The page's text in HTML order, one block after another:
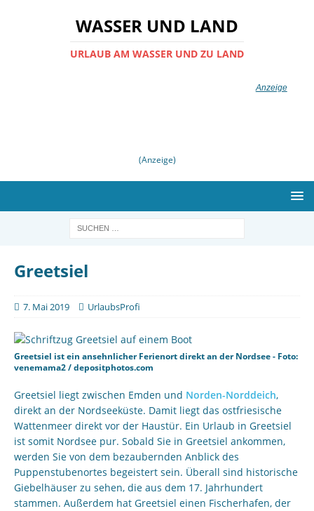
WASSER UND LAND
URLAUB AM WASSER UND ZU LAND
(Anzeige)
Greetsiel
7. Mai 2019 UrlaubsProfi
Greetsiel ist ein ansehnlicher Ferienort direkt an der Nordsee - Foto:
venemama2 / depositphotos.com
Greetsiel liegt zwischen Emden und Norden-Norddeich,
direkt an der Nordseeküste. Damit liegt das ostfriesische
Wattenmeer direkt vor der Haustür. Ein Urlaub in Greetsiel
ist somit Nordsee pur. Sobald Sie in Greetsiel ankommen,
werden Sie von dem bezaubernden Anblick des
Puppenstubenortes begeistert sein. Überall sind historische
Giebelhäuser zu sehen, die aus dem 17. Jahrhundert
stammen. Außerdem hat Greetsiel einen Fischerhafen, der